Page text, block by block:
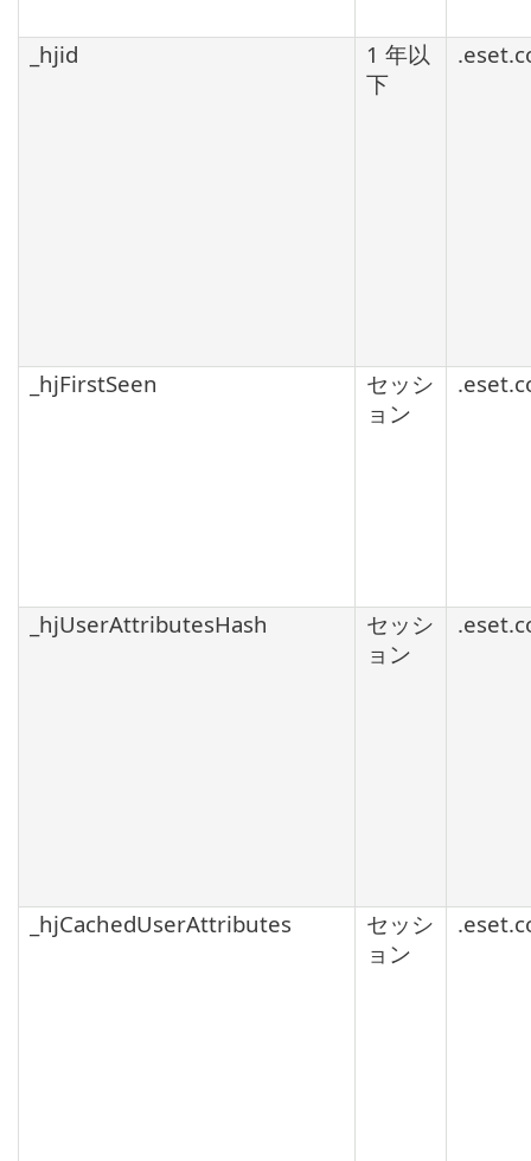
_hjid
1 年以
下
_hjFirstSeen
セッシ
ョン
_hjUserAttributesHash
セッシ
ョン
_hjCachedUserAttributes
セッシ
ョン